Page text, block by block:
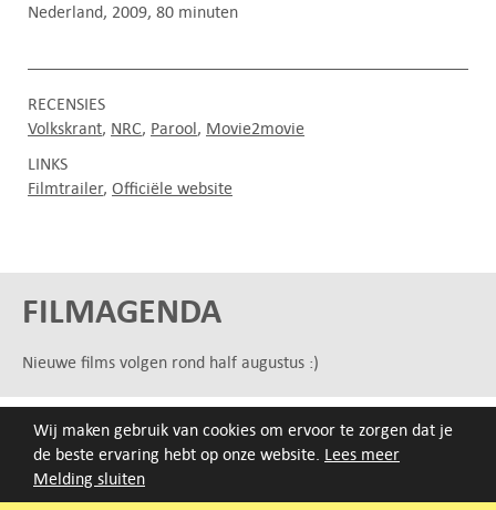
Melding sluiten
Wij maken gebruik van cookies om ervoor te zorgen dat je
de beste ervaring hebt op onze website. Lees meer
Nederland, 2009, 80 minuten
RECENSIES
Volkskrant NRC Parool Movie2movie
LINKS
Filmtrailer Officiële website
FILMAGENDA
Nieuwe films volgen rond half augustus :)
ARCHIEF
Druk op de beginletter van de titel of zoek op titel, regisseur
of jaar van eerste vertoning.